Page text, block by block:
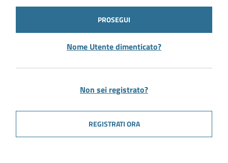
PROSEGUI
Nome Utente dimenticato?
Non sei registrato?
REGISTRATI ORA